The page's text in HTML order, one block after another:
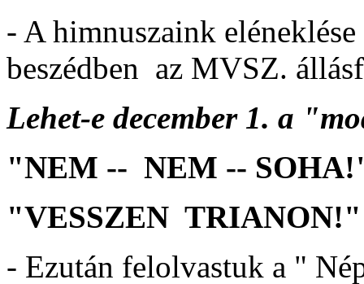
- A himnuszaink
beszédben az MVSZ.
Lehet-e december 1. a
"NEM -- NEM --
"VESSZEN TRIANON!"
- Ezután felolvastuk a "